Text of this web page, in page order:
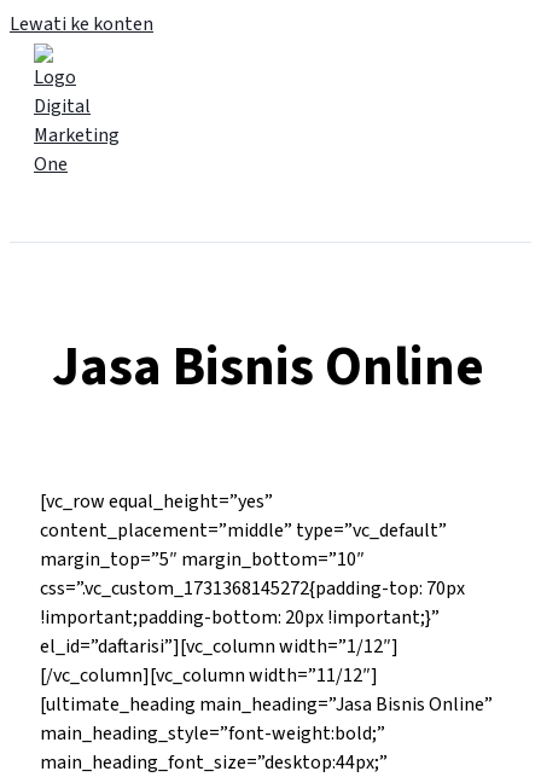
Lewati ke konten
Jasa Bisnis Online
[vc_row equal_height=”yes”
content_placement=”middle” type=”vc_default”
margin_top=”5″ margin_bottom=”10″
css=”.vc_custom_1731368145272{padding-top: 70px
!important;padding-bottom: 20px !important;}”
el_id=”daftarisi”][vc_column width=”1/12″]
[/vc_column][vc_column width=”11/12″]
[ultimate_heading main_heading=”Jasa Bisnis Online”
main_heading_style=”font-weight:bold;”
main_heading_font_size=”desktop:44px;”